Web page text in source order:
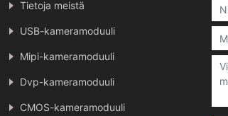
Tietoja meistä
USB-kameramoduuli
Mipi-kameramoduuli
Dvp-kameramoduuli
CMOS-kameramoduuli